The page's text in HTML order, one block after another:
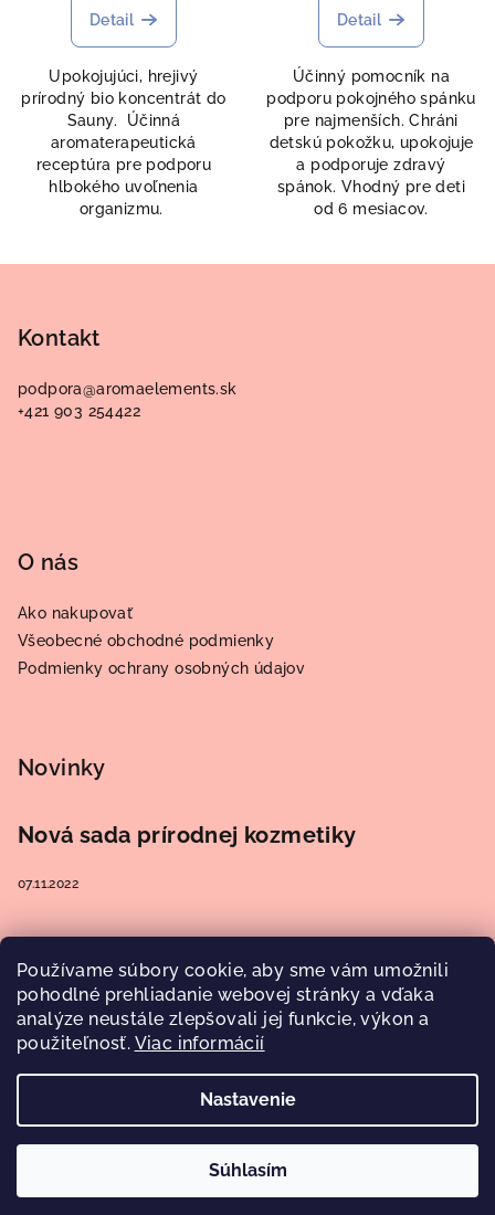
Používame súbory cookie, aby sme vám umožnili
pohodlné prehliadanie webovej stránky a vďaka
analýze neustále zlepšovali jej funkcie, výkon a
použiteľnosť. Viac informácií
Nastavenie
Súhlasím
Detail
Upokojujúci, hrejivý
prírodný bio koncentrát do
Sauny. Účinná
aromaterapeutická
receptúra pre podporu
hlbokého uvoľnenia
organizmu.
Detail
Účinný pomocník na
podporu pokojného spánku
pre najmenších. Chráni
detskú pokožku, upokojuje
a podporuje zdravý
spánok. Vhodný pre deti
od 6 mesiacov.
Kontakt
podpora@aromaelements.sk
+421 903 254422
O nás
Ako nakupovať
Všeobecné obchodné podmienky
Podmienky ochrany osobných údajov
Novinky
Nová sada prírodnej kozmetiky
07.11.2022
Prijímame online platby
Vytvoril Shoptet